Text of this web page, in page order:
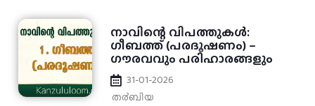
നാവിന്റെ വിപത്തുകൾ:
ഗീബത്ത് (പരദൂഷണം) –
ഗൗരവവും പരിഹാരങ്ങളും
31-01-2026
ത൪ബിയ